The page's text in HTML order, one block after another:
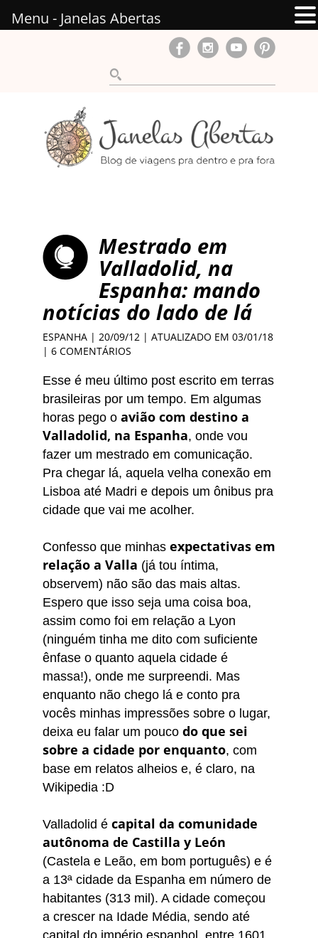
Mestrado em
Valladolid, na
Espanha: mando
notícias do lado de lá
ESPANHA | 20/09/12 | ATUALIZADO EM 03/01/18
| 6 COMENTÁRIOS
Esse é meu último post escrito em terras
brasileiras por um tempo. Em algumas
horas pego o avião com destino a
Valladolid, na Espanha, onde vou
fazer um mestrado em comunicação.
Pra chegar lá, aquela velha conexão em
Lisboa até Madri e depois um ônibus pra
cidade que vai me acolher.
Confesso que minhas expectativas em
relação a Valla (já tou íntima,
observem) não são das mais altas.
Espero que isso seja uma coisa boa,
assim como foi em relação a Lyon
(ninguém tinha me dito com suficiente
ênfase o quanto aquela cidade é
massa!), onde me surpreendi. Mas
enquanto não chego lá e conto pra
vocês minhas impressões sobre o lugar,
deixa eu falar um pouco do que sei
sobre a cidade por enquanto, com
base em relatos alheios e, é claro, na
Wikipedia :D
Valladolid é capital da comunidade
autônoma de Castilla y León
(Castela e Leão, em bom português) e é
a 13ª cidade da Espanha em número de
habitantes (313 mil). A cidade começou
a crescer na Idade Média, sendo até
capital do império espanhol, entre 1601
Menu - Janelas Abertas